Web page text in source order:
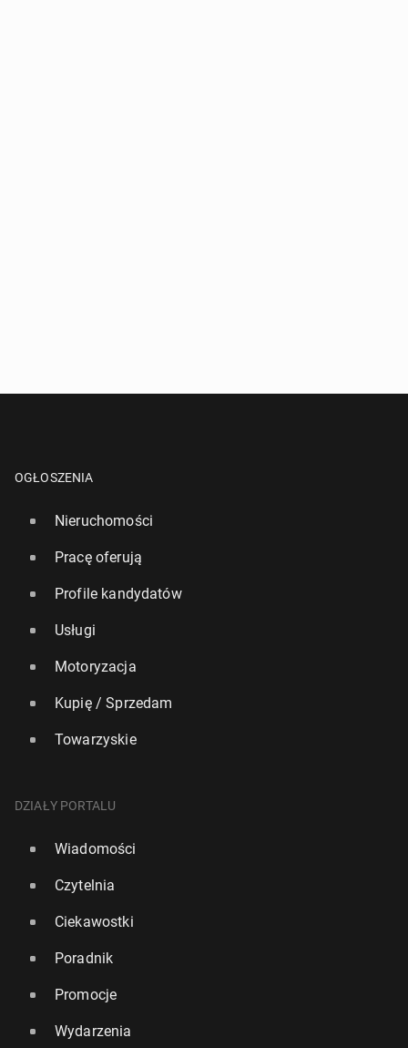
OGŁOSZENIA
Nieruchomości
Pracę oferują
Profile kandydatów
Usługi
Motoryzacja
Kupię / Sprzedam
Towarzyskie
DZIAŁY PORTALU
Wiadomości
Czytelnia
Ciekawostki
Poradnik
Promocje
Wydarzenia